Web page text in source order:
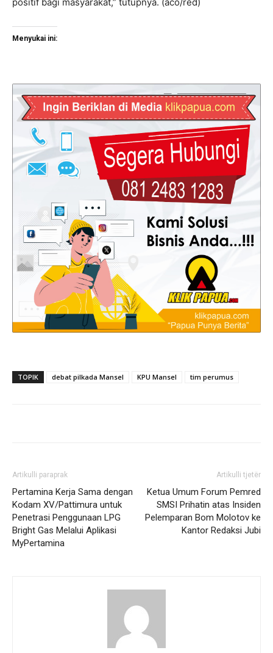
positif bagi masyarakat,” tutupnya. (aco/red)
Menyukai ini:
TOPIK debat pilkada Mansel KPU Mansel tim perumus
Artikulli paraprak
Pertamina Kerja Sama dengan
Kodam XV/Pattimura untuk
Penetrasi Penggunaan LPG
Bright Gas Melalui Aplikasi
MyPertamina
Artikulli tjetër
Ketua Umum Forum Pemred
SMSI Prihatin atas Insiden
Pelemparan Bom Molotov ke
Kantor Redaksi Jubi